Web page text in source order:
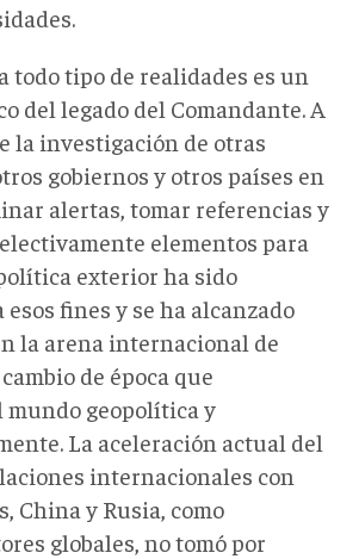
todo tipo de realidades es un
del legado del Comandante. A
la investigación de otras
gobiernos y otros países en
alertas, tomar referencias y
elementos para
exterior ha sido
fines y se ha alcanzado
la arena internacional de
de época que
mundo geopolítica y
La aceleración actual del
internacionales con
China y Rusia, como
globales, no tomó por